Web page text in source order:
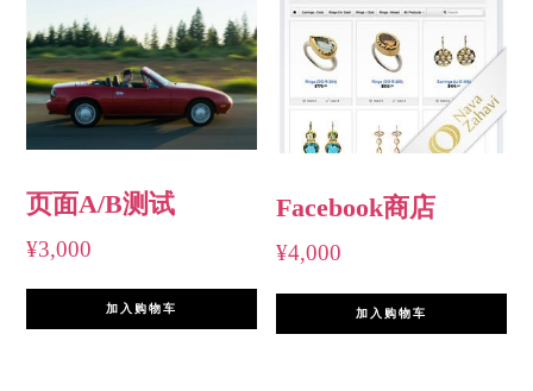
页面A/B测试
¥3,000
加入购物车
Facebook商店
¥4,000
加入购物车